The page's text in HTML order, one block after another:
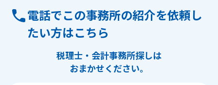
電話でこの事務所の紹介を依頼し
たい方はこちら
税理士・会計事務所探しは
おまかせください。